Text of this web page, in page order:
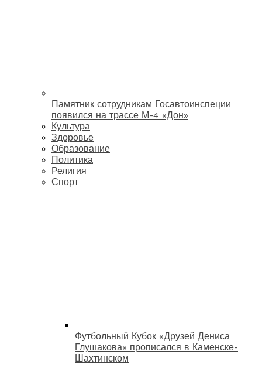
Памятник сотрудникам Госавтоинспеции
появился на трассе М-4 «Дон»
Культура
Здоровье
Образование
Политика
Религия
Спорт
Футбольный Кубок «Друзей Дениса
Глушакова» прописался в Каменске-
Шахтинском